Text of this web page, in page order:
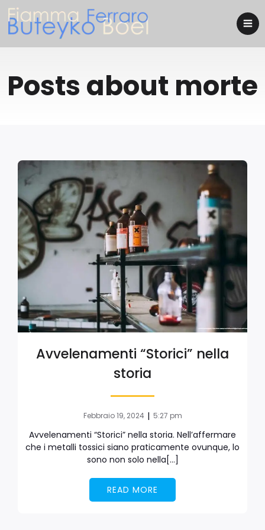
Posts about morte
Avvelenamenti “Storici” nella
storia
Febbraio 19, 2024 | 5:27 pm
Avvelenamenti “Storici” nella storia. Nell’affermare
che i metalli tossici siano praticamente ovunque, lo
sono non solo nella[…]
READ MORE